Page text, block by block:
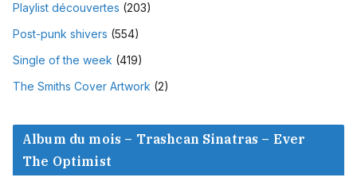
Playlist découvertes (203)
Post-punk shivers (554)
Single of the week (419)
The Smiths Cover Artwork (2)
Album du mois – Trashcan Sinatras – Ever
The Optimist